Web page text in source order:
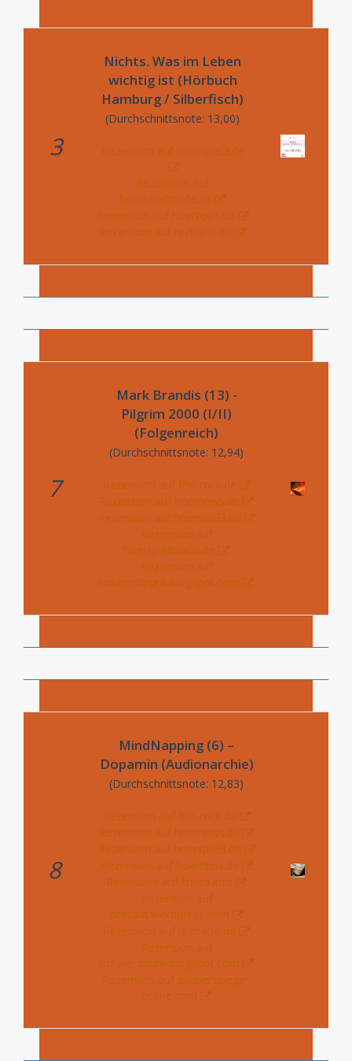
3
Nichts. Was im Leben
wichtig ist (Hörbuch
Hamburg / Silberfisch)
(Durchschnittsnote: 13,00)
Rezension auf hoerspiel3.de
Rezension auf
hoerspielhoelle.de
Rezension auf hoertipps.de
Rezension auf reziratte.de
7
Mark Brandis (13) -
Pilgrim 2000 (I/II)
(Folgenreich)
(Durchschnittsnote: 12,94)
Rezension auf ffm-rock.de
Rezension auf hoernews.de
Rezension auf hoerspiel3.de
Rezension auf
hoerspielhoelle.de
Rezension auf
tofunerdpunk.blogspot.com
8
MindNapping (6) –
Dopamin (Audionarchie)
(Durchschnittsnote: 12,83)
Rezension auf ffm-rock.de
Rezension auf hoernews.de
Rezension auf hoerspiel3.de
Rezension auf hoertipps.de
Rezension auf literra.info
Rezension auf
ohrcast.wordpress.com
Rezension auf reziratte.de
Rezension auf
tofunerdpunk.blogspot.com
Rezension auf zauberspiegel-
online.com